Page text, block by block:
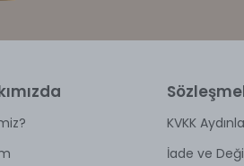
KVKK
İade ve